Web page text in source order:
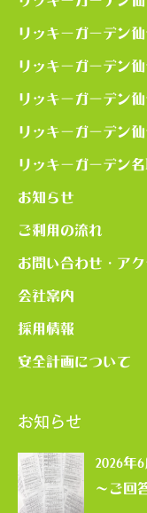
リッキーガーデン
リッキーガーデン
リッキーガーデン
リッキーガーデン
リッキーガーデン
お知らせ
ご利用の流れ
お問い合わせ・アク
会社案内
採用情報
安全計画について
お知らせ
2026年
～ご回